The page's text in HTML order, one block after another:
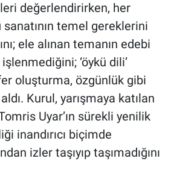
değerlendirirken, her
sanatının temel gereklerini
ele alınan temanın edebi
‘öykü dili’
oluşturma, özgünlük gibi
Kurul, yarışmaya katılan
Uyar’ın sürekli yenilik
inandırıcı biçimde
izler taşıyıp taşımadığını